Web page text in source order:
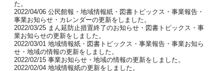
た。
2022/04/06 公民館報・地域情報紙・図書トピックス・事業報告・
事業お知らせ・カレンダーの更新をしました。
2022/03/25 まん延防止措置終了のお知らせ・図書トピックス・事
業お知らせの更新をしました。
2022/03/01 地域情報紙・図書トピックス・事業報告・事業お知ら
せ・地域の情報の更新をしました。
2022/02/15 事業お知らせ・地域の情報の更新をしました。
2022/02/04 地域情報紙の更新をしました。